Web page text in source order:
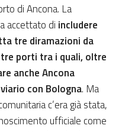
di Ancona. La
accettato di includere
tre diramazioni da
porti tra i quali, oltre
anche Ancona
con Bologna. Ma
c’era già stata,
ufficiale come